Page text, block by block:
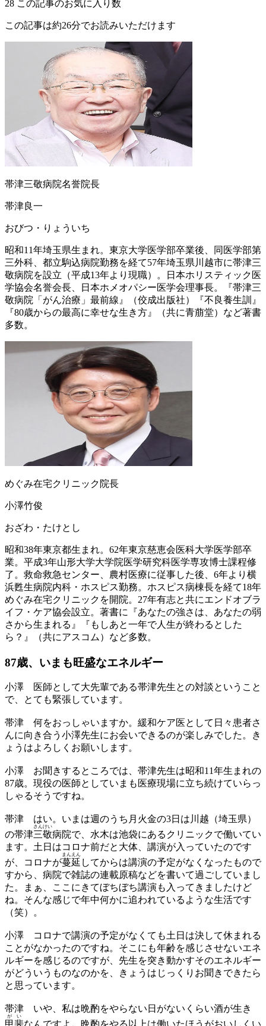
28 この記事のお気に入り数
この記事は約26分でお読みいただけます
帯津三敬病院名誉院長
帯津良一
おびつ・りょういち
昭和11年埼玉県生まれ。東京大学医学部卒業後、同医学部第
三外科、都立駒込病院勤務を経て57年埼玉県川越市に帯津三
敬病院を設立（平成13年より現職）。日本ホリスティック医
学協会名誉会長、日本ホメオパシー医学会理事長。『帯津三
敬病院「がん治療」最前線』（佼成出版社）『不良養生訓』
『80歳からの最高に幸せな生き方』（共に青萠堂）など著書
多数。
めぐみ在宅クリニック院長
小澤竹俊
おざわ・たけとし
昭和38年東京都生まれ。62年東京慈恵会医科大学医学部卒
業。平成3年山形大学大学院医学研究科医学専攻博士課程修
了。救命救急センター、農村医療に従事した後、6年より横
浜甦生病院内科・ホスピス勤務。ホスピス病棟長を経て18年
めぐみ在宅クリニックを開院。27年有志と共にエンドオブラ
イフ・ケア協会設立。著書に『あなたの強さは、あなたの弱
さから生まれる』『もしあと一年で人生が終わるとした
ら？』（共にアスコム）など多数。
87歳、いまも旺盛なエネルギー
小澤 医師として大先輩である帯津先生との対談ということ
で、とても緊張しています。
帯津 何をおっしゃいますか。緩和ケア医として日々患者さ
んに向き合う小澤先生にお会いできるのが楽しみでした。き
ょうはよろしくお願いします。
小澤 お聞きするところでは、帯津先生は昭和11年生まれの
87歳。現役の医師としていまも医療現場に立ち続けていらっ
しゃるそうですね。
帯津 はい。いまは週のうち月火金の3日は川越（埼玉県）
の帯津三
さん
敬
けい
病院で、水木は池袋にあるクリニックで働いてい
ます。土日はコロナ前だと大体、講演が入っていたのです
が、コロナが蔓
まん
延
えん
してからは講演の予定がなくなったもので
すから、病院で雑誌の連載原稿などを書いて過ごしていまし
た。まぁ、ここにきてぼちぼち講演も入ってきましたけど
ね。そんな感じで年中何かに追われているような生活です
（笑）。
小澤 コロナで講演の予定がなくても土日は決して休まれる
ことがなかったのですね。そこにも年齢を感じさせないエネ
ルギーを感じるのですが、先生を突き動かすそのエネルギー
がどういうものなのかを、きょうはじっくりお聞きできたら
と思っています。
帯津 いや、私は晩酌をやらない日がないくらい酒が生き
がい